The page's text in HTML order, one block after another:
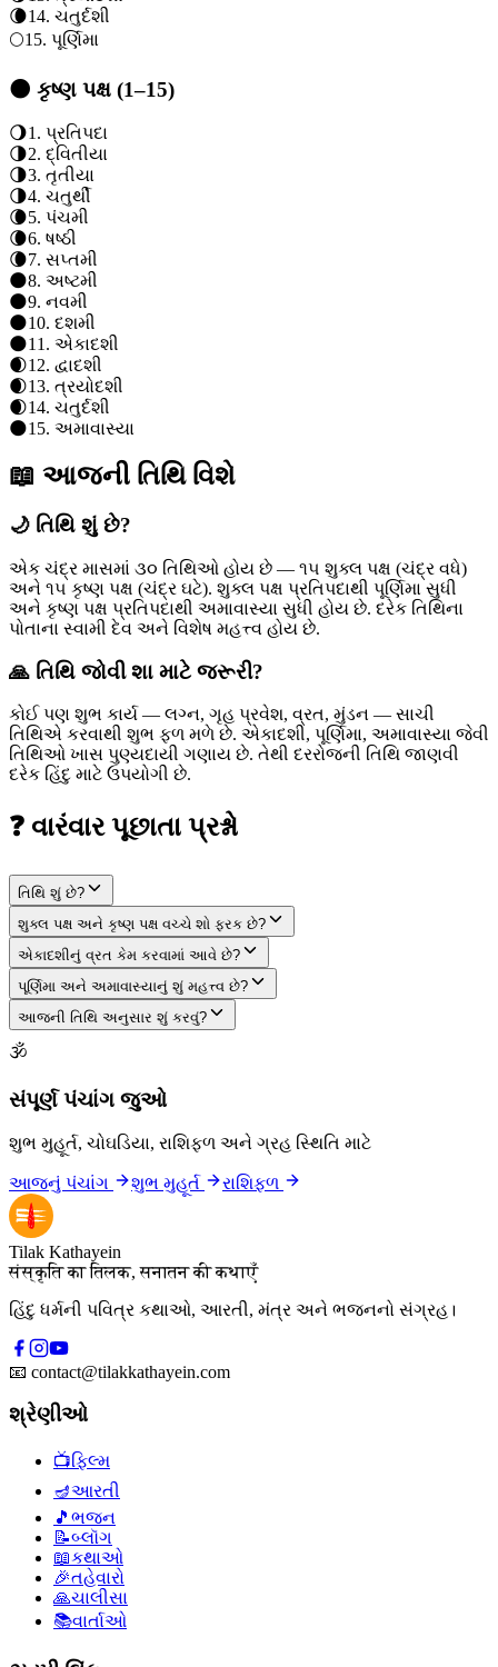
🌘14. ચતુર્દશી
🌕15. પૂર્ણિમા
🌑 કૃષ્ણ પક્ષ (1–15)
🌖1 . પ્રતિપદા
🌗2. દ્વિતીયા
🌗3. તૃતીયા
🌗4. ચતુર્થી
🌘5. પંચમી
🌘6. ષષ્ઠી
🌘7. સપ્તમી
🌑8. અષ્ટમી
🌑9. નવમી
🌑10. દશમી
🌑11 . એકાદશી
🌒12. દ્વાદશી
🌒13. ત્રયોદશી
🌒14. ચતુર્દશી
🌑15. અમાવાસ્યા
📖 આજની તિથિ વિશે
🌙 તિથિ શું છે?
એક ચંદ્ર માસમાં ૩૦ તિથિઓ હોય છે — ૧૫ શુક્લ પક્ષ (ચંદ્ર વધે)
અને ૧૫ કૃષ્ણ પક્ષ (ચંદ્ર ઘટે). શુક્લ પક્ષ પ્રતિપદાથી પૂર્ણિમા સુધી
અને કૃષ્ણ પક્ષ પ્રતિપદાથી અમાવાસ્યા સુધી હોય છે. દરેક તિથિના
પોતાના સ્વામી દેવ અને વિશેષ મહત્ત્વ હોય છે.
🙏 તિથિ જોવી શા માટે જરૂરી?
કોઈ પણ શુભ કાર્ય — લગ્ન, ગૃહ પ્રવેશ, વ્રત, મુંડન — સાચી
તિથિએ કરવાથી શુભ ફળ મળે છે. એકાદશી, પૂર્ણિમા, અમાવાસ્યા જેવી
તિથિઓ ખાસ પુણ્યદાયી ગણાય છે. તેથી દરરોજની તિથિ જાણવી
દરેક હિંદુ માટે ઉપયોગી છે.
❓ વારંવાર પૂછાતા પ્રશ્નો
તિથિ શું છે?
શુક્લ પક્ષ અને કૃષ્ણ પક્ષ વચ્ચે શો ફરક છે?
એકાદશીનું વ્રત કેમ કરવામાં આવે છે?
પૂર્ણિમા અને અમાવાસ્યાનું શું મહત્ત્વ છે?
આજની તિથિ અનુસાર શું કરવું?
🕉
સંપૂર્ણ પંચાંગ જુઓ
શુભ મુહૂર્ત, ચોઘડિયા, રાશિફળ અને ગ્રહ સ્થિતિ માટે
આજનું પંચાંગ શુભ મુહૂર્ત રાશિફળ
Tilak Kathayein
संस्कृति का तिलक, सनातन की कथाएँ
હિંદુ ધર્મની પવિત્ર કથાઓ, આરતી, મંત્ર અને ભજનનો સંગ્રહ।
📧 contact@tilakkathayein.com
શ્રેણીઓ
📺ફિલ્મ
🪔આરતી
🎵 ભજન
📝બ્લૉગ
📖કથાઓ
🎉તહેવારો
🙏ચાલીસા
📚વાર્તાઓ